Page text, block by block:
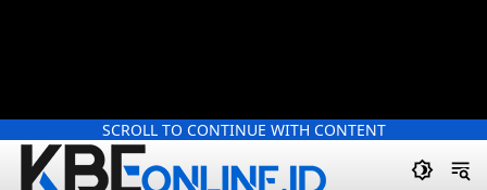
SCROLL TO CONTINUE WITH CONTENT